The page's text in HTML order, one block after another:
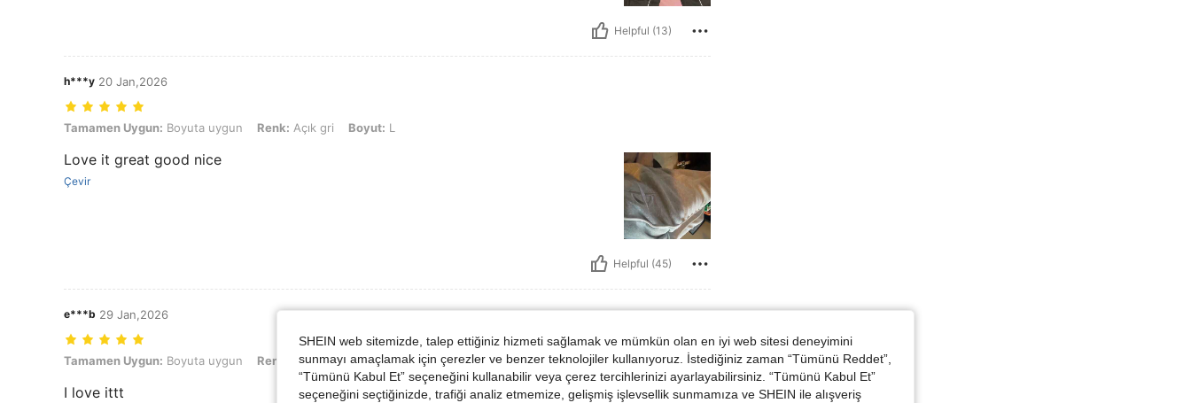
Helpful (13)
h***y 20 Jan,2026
Tamamen Uygun: Boyuta uygun, Renk: Açık gri, Boyut: L
Tamamen Uygun: Boyuta uygun Renk: Açık gri Boyut: L
Love it great good nice
Çevir
Helpful (45)
e***b 29 Jan,2026
Tamamen Uygun: Boyuta uygun, Renk: Açık gri, Boyut: XL
Tamamen Uygun: Boyuta uygun Renk: Açık gri Boyut:XL
I love ittt
SHEIN web sitemizde, talep ettiğiniz hizmeti sağlamak ve mümkün olan en iyi web sitesi deneyimini
sunmayı amaçlamak için çerezler ve benzer teknolojiler kullanıyoruz. İstediğiniz zaman “Tümünü Reddet”,
“Tümünü Kabul Et” seçeneğini kullanabilir veya çerez tercihlerinizi ayarlayabilirsiniz. “Tümünü Kabul Et”
seçeneğini seçtiğinizde, trafiği analiz etmemize, gelişmiş işlevsellik sunmamıza ve SHEIN ile alışveriş